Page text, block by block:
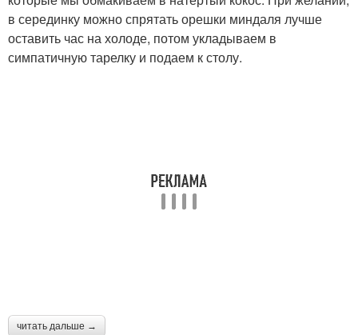
в серединку можно спрятать орешки миндаля лучше
оставить час на холоде, потом укладываем в
симпатичную тарелку и подаем к столу.
читать дальше →